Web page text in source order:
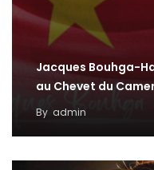
Jacques Bouhga-
au Chevet du
By admin